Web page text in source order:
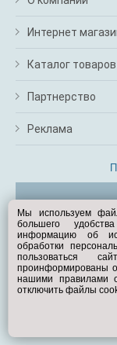
Интернет
Каталог товаров
Партнерство
Реклама
Мы используем
большего
информацию об
обработки
пользоваться
проинформированы
нашими правилами
отключить файлы